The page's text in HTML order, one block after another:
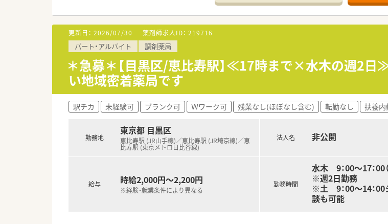
■大学病院の門前から駅ナカ店舗まで多様な出店形態を持ち、患者様のニ
■大手グループの一員として福利厚生が非常に充実しており、社員が安心
【職場環境と雰囲気】
■幅広い年齢層のスタッフがバランスよく配置されており、お互いにフォ
■大手チェーンならではの整理整頓された調剤室や設備が整っており、業
■近隣の医療機関との連携もスムーズであり、薬剤師として専門知識を活
更新日： 2026/07/30 薬剤師求人ID： 219716
パート・アルバイト 調剤薬局
＊急募＊【目黒区/恵比寿駅】≪17時まで×水木の週2日
い地域密着薬局です
駅チカ 未経験可 ブランク可 Ｗワーク可 残業なし(ほぼなし含む) 転勤なし 扶養内
勤務地
東京都 目黒区
恵比寿駅 (JR山手線)／恵比寿駅 (JR埼京線)／恵
比寿駅 (東京メトロ日比谷線)
給与 時給2,000円～2,200円
※経験・就業条件により異なる
法人名 非公開
勤務時間
水木 9：00～17：00
※週2日勤務
※土 9：00～14：00
談も可能